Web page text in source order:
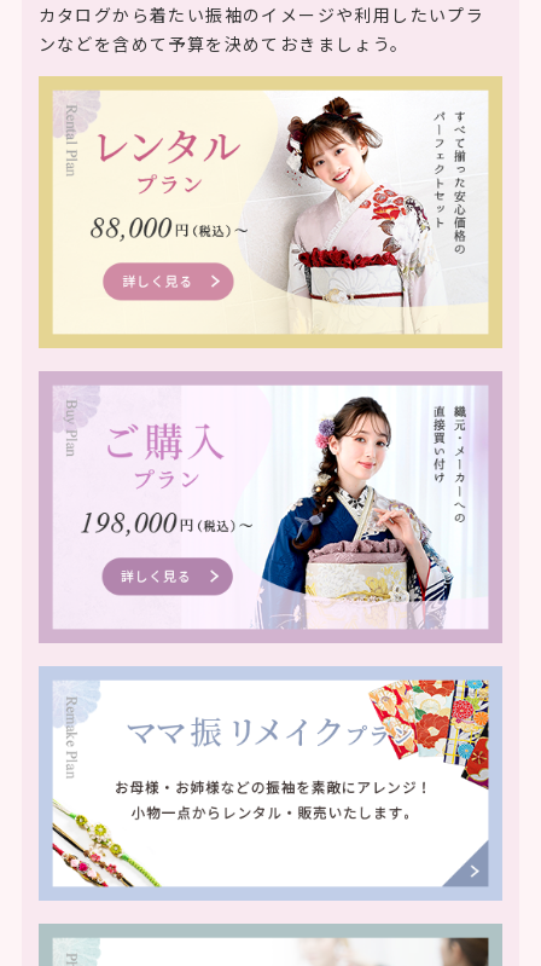
カタログから着たい振袖のイメージや利用したいプラ
ンなどを含めて予算を決めておきましょう。